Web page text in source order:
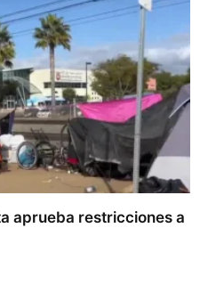
aprueba restricciones a